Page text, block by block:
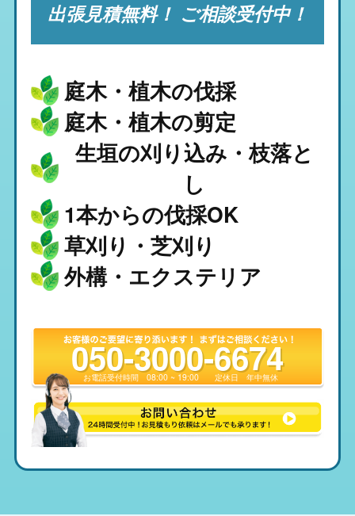
出張見積無料！ ご相談受付中！
庭木・植木の伐採
1本からの伐採OK
庭木・植木の剪定
草刈り・芝刈り
生垣の刈り込み・枝落と
し
外構・エクステリア
050-3000-6674
お電話受付時間08:00 ~ 19:00 定休日年中無休